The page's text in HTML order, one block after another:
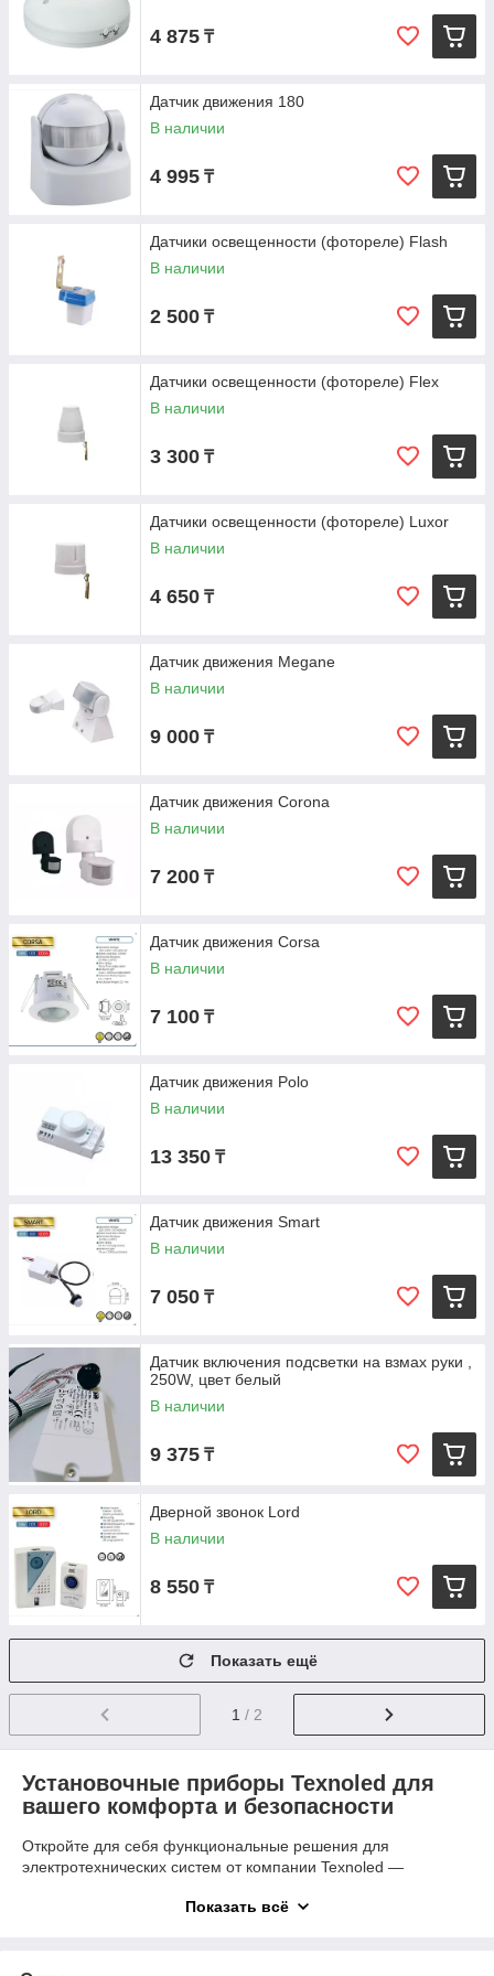
4 875 ₸
Датчик движения 180
В наличии
4 995 ₸
Датчики освещенности (фотореле) Flash
В наличии
2 500 ₸
Датчики освещенности (фотореле) Flex
В наличии
3 300 ₸
Датчики освещенности (фотореле) Luxor
В наличии
4 650 ₸
Датчик движения Megane
В наличии
9 000 ₸
Датчик движения Corona
В наличии
7 200 ₸
Датчик движения Corsa
В наличии
7 100 ₸
Датчик движения Polo
В наличии
13 350 ₸
Датчик движения Smart
В наличии
7 050 ₸
Датчик включения подсветки на взмах руки ,
250W, цвет белый
В наличии
9 375 ₸
Дверной звонок Lord
В наличии
8 550 ₸
Показать ещё
1 / 2
Установочные приборы Texnoled для
вашего комфорта и безопасности
Откройте для себя функциональные решения для
электротехнических систем от компании Texnoled —
использовании, но и повышают комфорт, безопасность и
розеток, датчиков движения, фотореле, дверных звонков и
Показать всё